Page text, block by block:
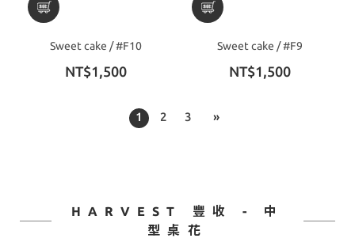
Sweet cake / #F10
NT$1,500
Sweet cake / #F9
NT$1,500
1 2 3 »
HARVEST 豐收 - 中
型桌花